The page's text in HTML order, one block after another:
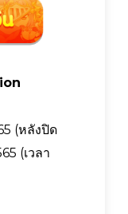
(หลังปิด
(เวลา